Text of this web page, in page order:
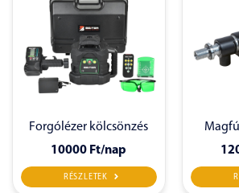
Forgólézer kölcsönzés
10000 Ft/nap
RÉSZLETEK